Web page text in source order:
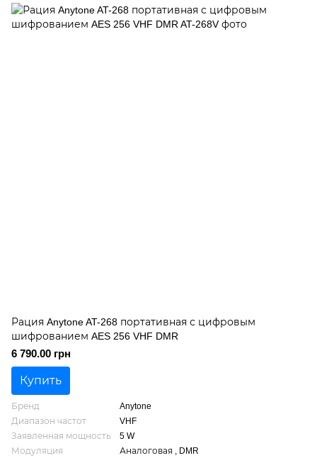
Рация Anytone AT-268 портативная с цифровым
шифрованием AES 256 VHF DMR
6 790.00 грн
Купить
Бренд
Anytone
Диапазон частот
VHF
Заявленная мощность
5 W
Модуляция
Аналоговая , DMR